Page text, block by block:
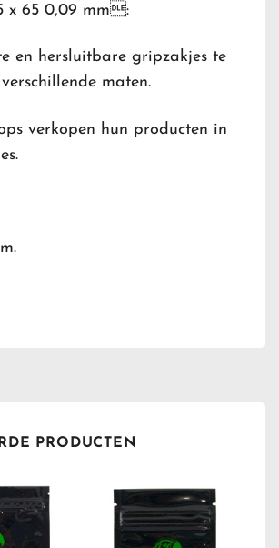
x 65 0,09 mm:
en hersluitbare gripzakjes te
maten.
verkopen hun producten in
PRODUCTEN